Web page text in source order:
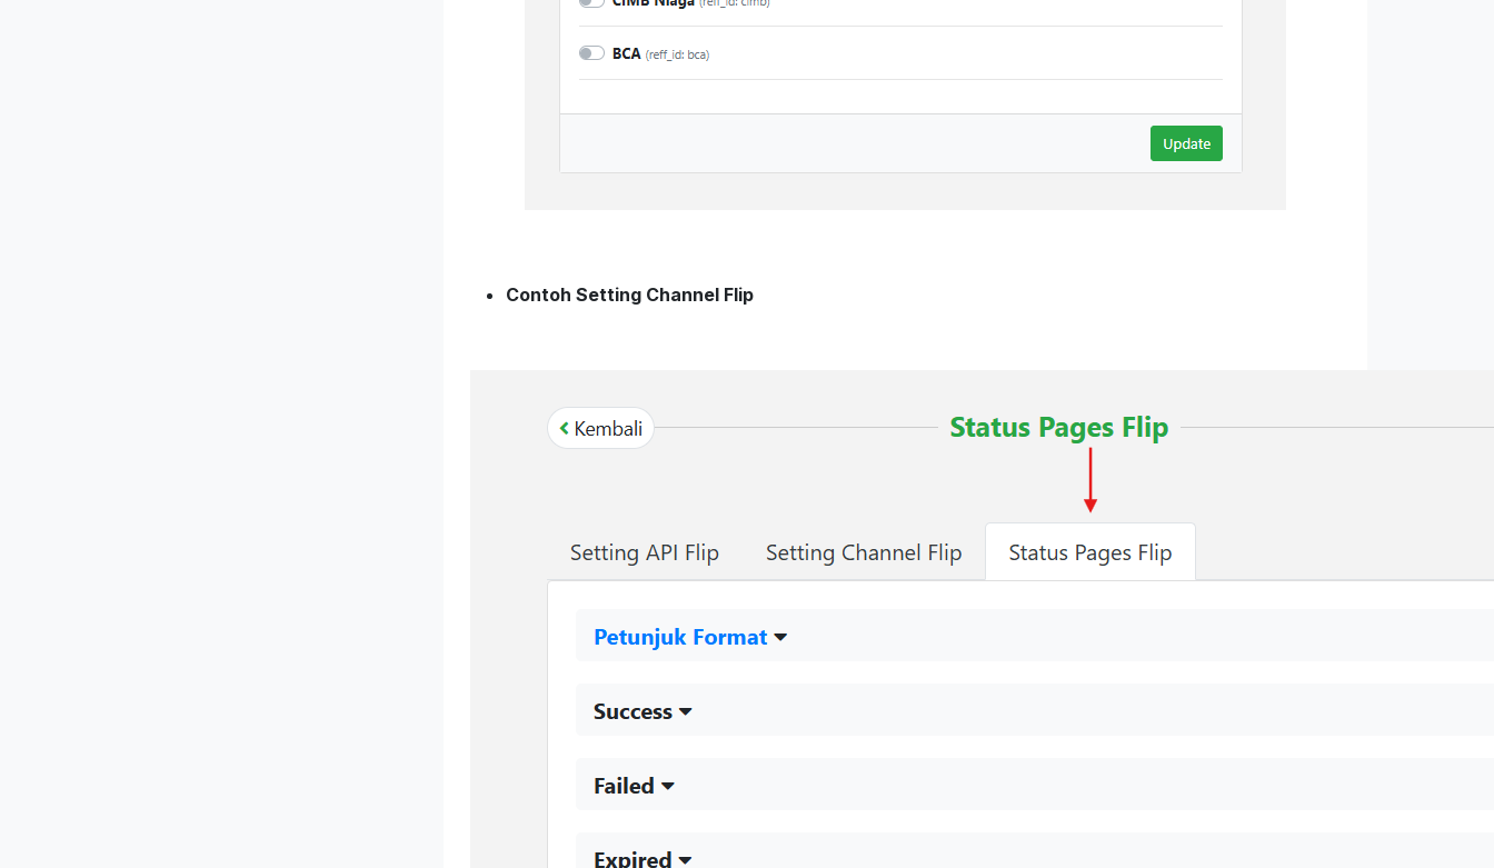
Contoh Setting Channel Flip